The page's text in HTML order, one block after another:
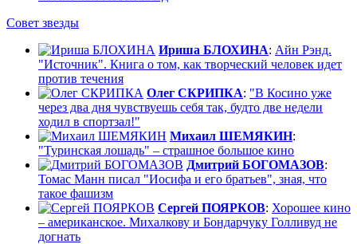
Совет звезды
Ириша БЛОХИНА: Айн Рэнд.
"Источник". Книга о том, как творческий человек идет
против течения
Олег СКРИПКА: "В Косино уже
через два дня чувствуешь себя так, будто две недели
ходил в спортзал!"
Михаил ШЕМЯКИН:
"Туринская лошадь" – страшное большое кино
Дмитрий БОГОМАЗОВ:
Томас Манн писал "Иосифа и его братьев", зная, что
такое фашизм
Сергей ПОЯРКОВ: Хорошее кино
– американское. Михалкову и Бондарчуку Голливуд не
догнать